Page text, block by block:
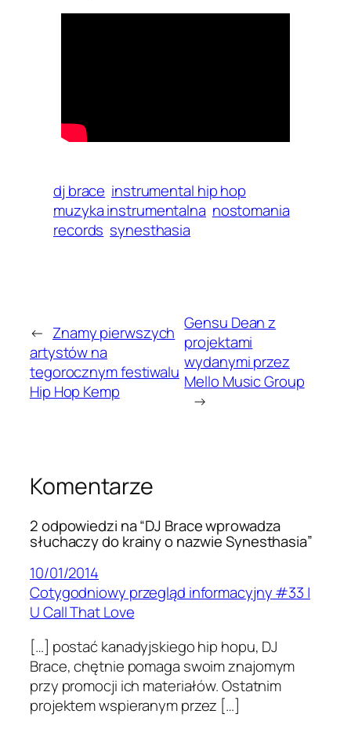
dj brace instrumental hip hop
muzyka instrumentalna nostomania
records synesthasia
← Znamy pierwszych
artystów na
tegorocznym festiwalu
Hip Hop Kemp
Gensu Dean z
projektami
wydanymi przez
Mello Music Group
→
Komentarze
2 odpowiedzi na “DJ Brace wprowadza
słuchaczy do krainy o nazwie Synesthasia”
10/01/2014
Cotygodniowy przegląd informacyjny #33 |
U Call That Love
[…] postać kanadyjskiego hip hopu, DJ
Brace, chętnie pomaga swoim znajomym
przy promocji ich materiałów. Ostatnim
projektem wspieranym przez […]